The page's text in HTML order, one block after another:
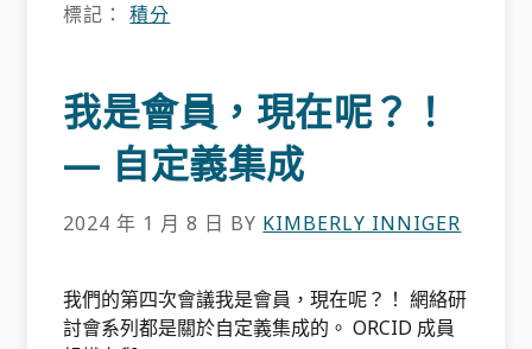
標記：積分
我是會員，現在呢？！
— 自定義集成
2024 年 1 月 8 日 BY KIMBERLY INNIGER
我們的第四次會議我是會員，現在呢？！ 網絡研
討會系列都是關於自定義集成的。 ORCID 成員